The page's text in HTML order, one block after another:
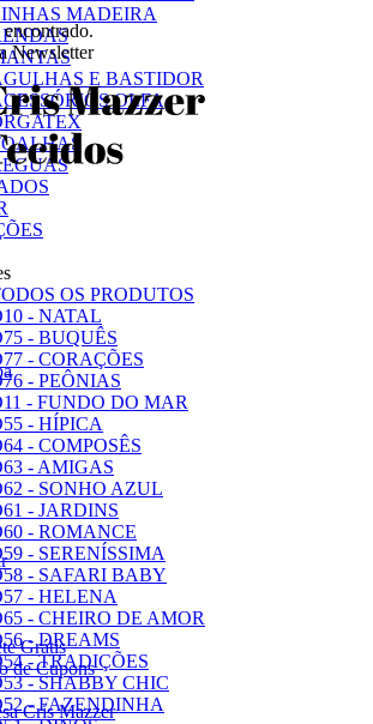
MADEIRA
E BASTIDOR
OLFA
OS PRODUTOS
- NATAL
- BUQUÊS
- CORAÇÕES
- PEÔNIAS
- FUNDO DO MAR
- HÍPICA
- COMPOSÊS
- AMIGAS
- SONHO AZUL
- JARDINS
- ROMANCE
- SERENÍSSIMA
- SAFARI BABY
- HELENA
- CHEIRO DE AMOR
- DREAMS
- TRADIÇÕES
- SHABBY CHIC
- FAZENDINHA
Newsletter
Grátis
de Cupons
Cris Mazzer